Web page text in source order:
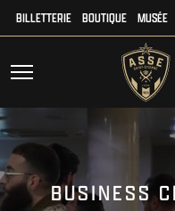
BILLETTERIE BOUTIQUE MUSÉE
BUSINESS